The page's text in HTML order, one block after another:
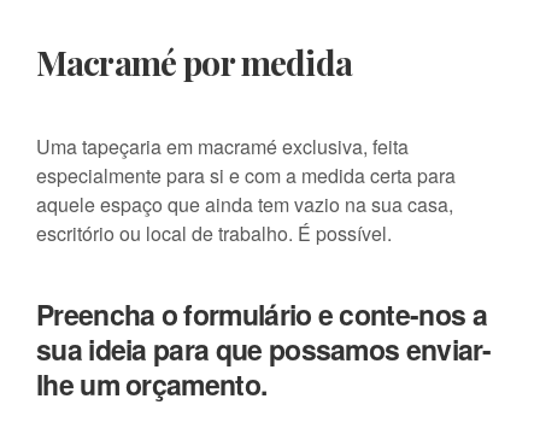
Macramé por medida
Uma tapeçaria em macramé exclusiva, feita
especialmente para si e com a medida certa para
aquele espaço que ainda tem vazio na sua casa,
escritório ou local de trabalho. É possível.
Preencha o formulário e conte-nos a
sua ideia para que possamos enviar-
lhe um orçamento.